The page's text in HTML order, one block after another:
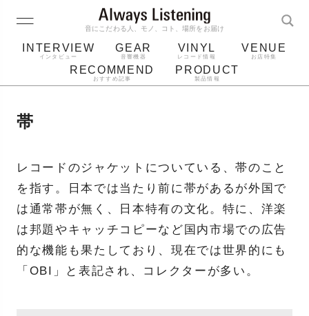
音にこだわる人、モノ、コト、場所をお届け
INTERVIEW
インタビュー
GEAR
音響機器
VINYL
レコード情報
VENUE
お店特集
RECOMMEND
おすすめ記事
PRODUCT
製品情報
帯
レコードのジャケットについている、帯のこと
を指す。日本では当たり前に帯があるが外国で
は通常帯が無く、日本特有の文化。特に、洋楽
は邦題やキャッチコピーなど国内市場での広告
的な機能も果たしており、現在では世界的にも
「OBI」と表記され、コレクターが多い。